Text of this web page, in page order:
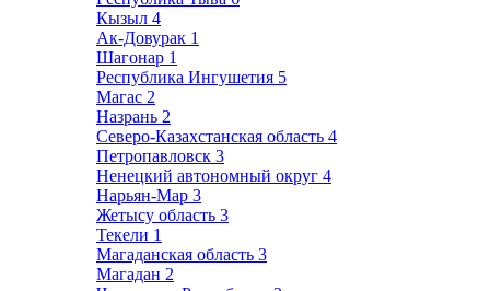
Кызыл 4
Ак-Довурак 1
Шагонар 1
Республика Ингушетия 5
Магас 2
Назрань 2
Северо-Казахстанская область 4
Петропавловск 3
Ненецкий автономный округ 4
Нарьян-Мар 3
Жетысу область 3
Текели 1
Магаданская область 3
Магадан 2